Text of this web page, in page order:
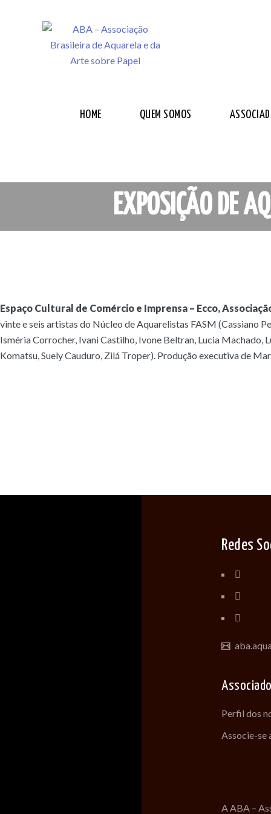
HOME QUEM SOMOS
EXPOSIÇÃO DE
Espaço Cultural de Comércio e Imprensa – Ecco,
vinte e seis artistas do Núcleo de Aquarelistas FASM (Cassiano
Isméria Corrocher, Ivani Castilho, Ivone Beltran, Lucia
Komatsu, Suely Cauduro, Zilá Troper). Produção executiva de
Redes
Perfil dos
Associe-se
A ABA –